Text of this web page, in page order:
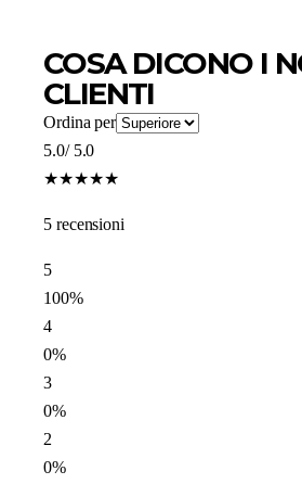
COSA DICONO I
CLIENTI
Ordina per
5.0/ 5.0
★★★★★
5 recensioni
5
100%
4
0%
3
0%
2
0%